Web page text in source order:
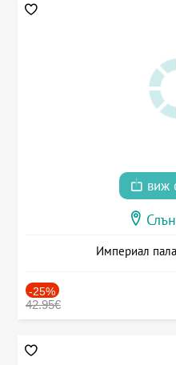
виж
Империал
-25%
42.95€